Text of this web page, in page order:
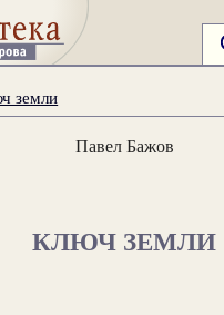
земли
Павел Бажов
КЛЮЧ ЗЕМЛИ